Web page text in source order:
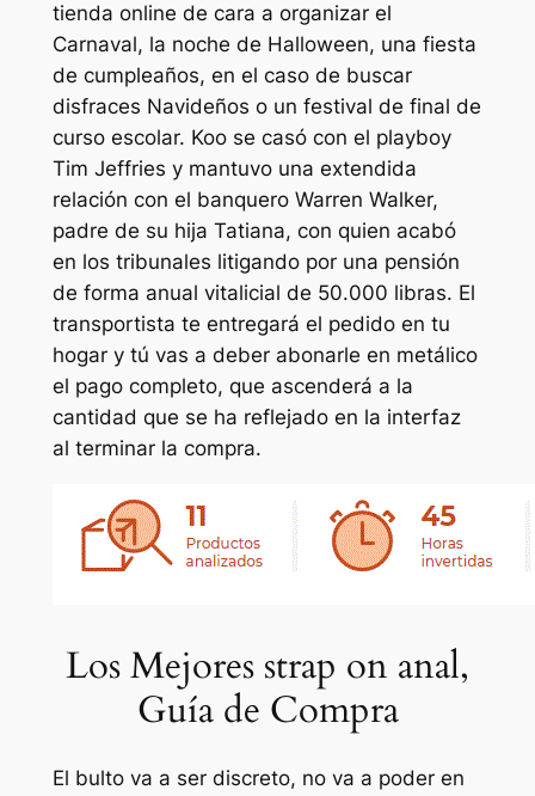
tienda online de cara a organizar el
Carnaval, la noche de Halloween, una fiesta
de cumpleaños, en el caso de buscar
disfraces Navideños o un festival de final de
curso escolar. Koo se casó con el playboy
Tim Jeffries y mantuvo una extendida
relación con el banquero Warren Walker,
padre de su hija Tatiana, con quien acabó
en los tribunales litigando por una pensión
de forma anual vitalicial de 50.000 libras. El
transportista te entregará el pedido en tu
hogar y tú vas a deber abonarle en metálico
el pago completo, que ascenderá a la
cantidad que se ha reflejado en la interfaz
al terminar la compra.
Los Mejores strap on anal,
Guía de Compra
El bulto va a ser discreto, no va a poder en